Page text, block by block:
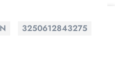
3250612843275